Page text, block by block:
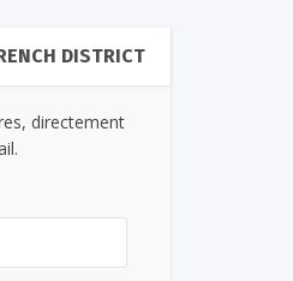
DISTRICT
directement